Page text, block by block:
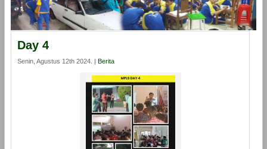
Day 4
Senin, Agustus 12th 2024. | Berita